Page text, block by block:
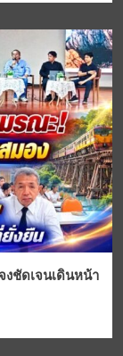
ชัดเจนเดินหน้า